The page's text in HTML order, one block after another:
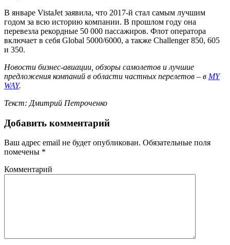
В январе VistaJet заявила, что 2017-й стал самым лучшим
годом за всю историю компании. В прошлом году она
перевезла рекордные 50 000 пассажиров. Флот оператора
включает в себя Global 5000/6000, а также Challenger 850, 605
и 350.
Новости бизнес-авиации, обзоры самолетов и лучшие
предложения компаний в области частных перелетов – в MY
WAY.
Текст: Дмитрий Петроченко
Добавить комментарий
Ваш адрес email не будет опубликован. Обязательные поля
помечены *
Комментарий